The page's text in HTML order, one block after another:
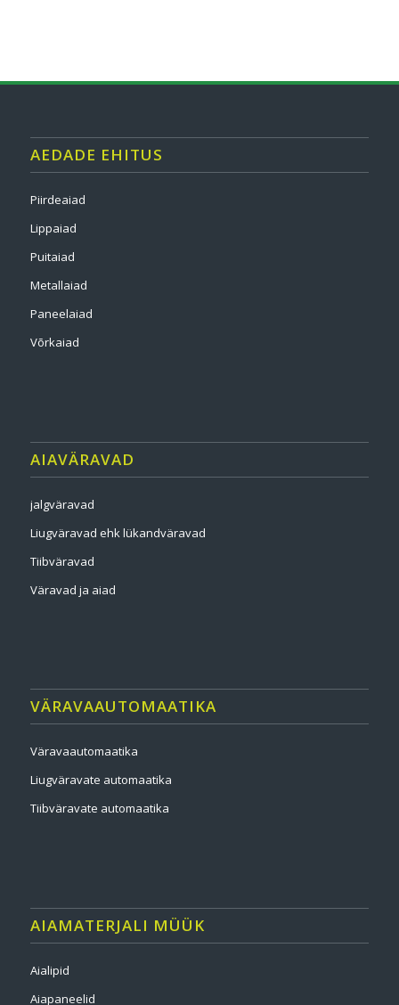
AEDADE EHITUS
Piirdeaiad
Lippaiad
Puitaiad
Metallaiad
Paneelaiad
Võrkaiad
AIAVÄRAVAD
jalgväravad
Liugväravad ehk lükandväravad
Tiibväravad
Väravad ja aiad
VÄRAVAAUTOMAATIKA
Väravaautomaatika
Liugväravate automaatika
Tiibväravate automaatika
AIAMATERJALI MÜÜK
Aialipid
Aiapaneelid